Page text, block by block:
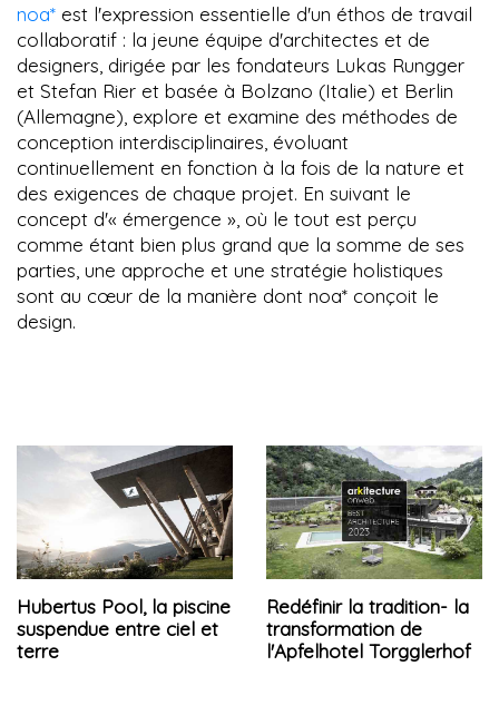
noa* est l'expression essentielle d'un éthos de travail
collaboratif : la jeune équipe d'architectes et de
designers, dirigée par les fondateurs Lukas Rungger
et Stefan Rier et basée à Bolzano (Italie) et Berlin
(Allemagne), explore et examine des méthodes de
conception interdisciplinaires, évoluant
continuellement en fonction à la fois de la nature et
des exigences de chaque projet. En suivant le
concept d'« émergence », où le tout est perçu
comme étant bien plus grand que la somme de ses
parties, une approche et une stratégie holistiques
sont au cœur de la manière dont noa* conçoit le
design.
Hubertus Pool, la piscine
suspendue entre ciel et
terre
Redéfinir la tradition- la
transformation de
l'Apfelhotel Torgglerhof